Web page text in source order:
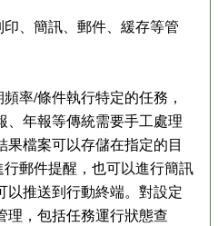
、簡訊、郵件、緩存等管
率/條件執行特定的任務，
、年報等傳統需要手工處理
果檔案可以存儲在指定的目
郵件提醒，也可以進行簡訊
以推送到行動終端。對設定
理，包括任務運行狀態查